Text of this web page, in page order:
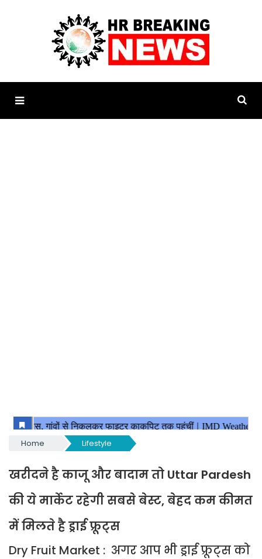
Home Lifestyle
खरीदने है काजू और बादाम तो Uttar Pardesh
की ये मार्केट रहेगी सबसे बेस्ट, बेहद कम कीमत
में मिलते है ड्राई फ्रूट्स
Dry Fruit Market : अगर आप भी ड्राई फ्रूट्स को